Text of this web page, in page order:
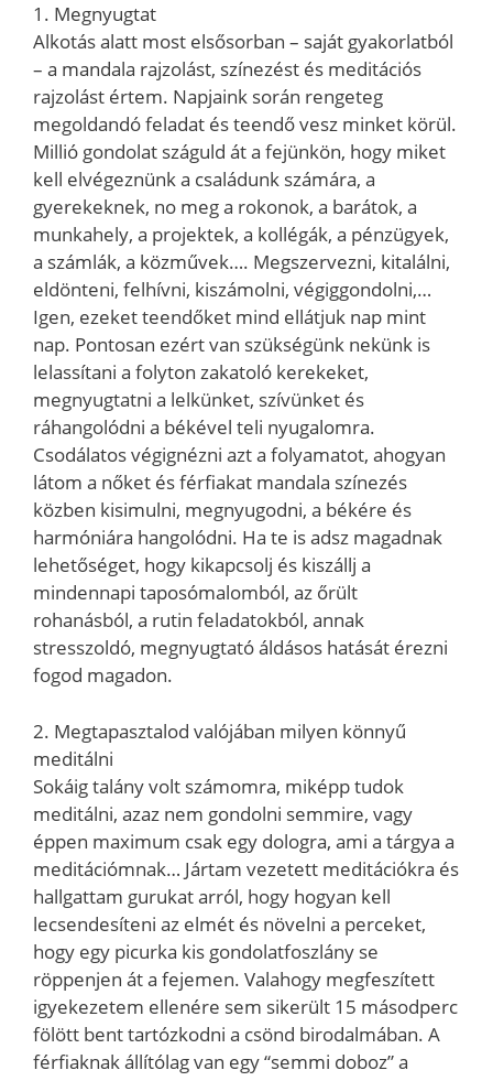
1. Megnyugtat
Alkotás alatt most elsősorban – saját gyakorlatból
– a mandala rajzolást, színezést és meditációs
rajzolást értem. Napjaink során rengeteg
megoldandó feladat és teendő vesz minket körül.
Millió gondolat száguld át a fejünkön, hogy miket
kell elvégeznünk a családunk számára, a
gyerekeknek, no meg a rokonok, a barátok, a
munkahely, a projektek, a kollégák, a pénzügyek,
a számlák, a közművek…. Megszervezni, kitalálni,
eldönteni, felhívni, kiszámolni, végiggondolni,…
Igen, ezeket teendőket mind ellátjuk nap mint
nap. Pontosan ezért van szükségünk nekünk is
lelassítani a folyton zakatoló kerekeket,
megnyugtatni a lelkünket, szívünket és
ráhangolódni a békével teli nyugalomra.
Csodálatos végignézni azt a folyamatot, ahogyan
látom a nőket és férfiakat mandala színezés
közben kisimulni, megnyugodni, a békére és
harmóniára hangolódni. Ha te is adsz magadnak
lehetőséget, hogy kikapcsolj és kiszállj a
mindennapi taposómalomból, az őrült
rohanásból, a rutin feladatokból, annak
stresszoldó, megnyugtató áldásos hatását érezni
fogod magadon.
2. Megtapasztalod valójában milyen könnyű
meditálni
Sokáig talány volt számomra, miképp tudok
meditálni, azaz nem gondolni semmire, vagy
éppen maximum csak egy dologra, ami a tárgya a
meditációmnak… Jártam vezetett meditációkra és
hallgattam gurukat arról, hogy hogyan kell
lecsendesíteni az elmét és növelni a perceket,
hogy egy picurka kis gondolatfoszlány se
röppenjen át a fejemen. Valahogy megfeszített
igyekezetem ellenére sem sikerült 15 másodperc
fölött bent tartózkodni a csönd birodalmában. A
férfiaknak állítólag van egy “semmi doboz” a